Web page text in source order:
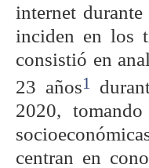
internet
inciden en los
consistió en
23 años1
2020,
centran en